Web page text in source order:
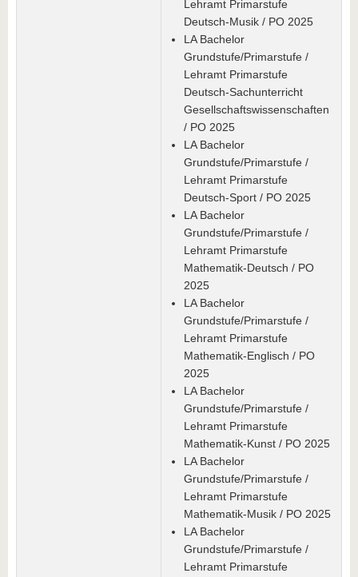
Lehramt Primarstufe
Deutsch-Musik / PO 2025
LA Bachelor
Grundstufe/Primarstufe /
Lehramt Primarstufe
Deutsch-Sachunterricht
Gesellschaftswissenschaften
/ PO 2025
LA Bachelor
Grundstufe/Primarstufe /
Lehramt Primarstufe
Deutsch-Sport / PO 2025
LA Bachelor
Grundstufe/Primarstufe /
Lehramt Primarstufe
Mathematik-Deutsch / PO
2025
LA Bachelor
Grundstufe/Primarstufe /
Lehramt Primarstufe
Mathematik-Englisch / PO
2025
LA Bachelor
Grundstufe/Primarstufe /
Lehramt Primarstufe
Mathematik-Kunst / PO 2025
LA Bachelor
Grundstufe/Primarstufe /
Lehramt Primarstufe
Mathematik-Musik / PO 2025
LA Bachelor
Grundstufe/Primarstufe /
Lehramt Primarstufe